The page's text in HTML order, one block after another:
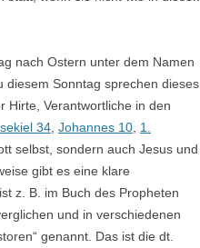
nach Ostern unter dem Namen
diesem Sonntag sprechen dieses
Hirte, Verantwortliche in den
34 Johannes 10 1.
selbst, sondern auch Jesus und
gibt es eine klare
z. B. im Buch des Propheten
und in verschiedenen
genannt. Das ist die dt.